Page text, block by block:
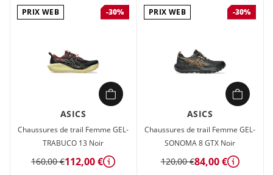
PRIX WEB -30%
ASICS
Chaussures de trail Femme GEL-
TRABUCO 13 Noir
160,00 €112,00 € Détails
PRIX WEB -30%
ASICS
Chaussures de trail Femme GEL-
SONOMA 8 GTX Noir
120,00 €84,00 € Détails